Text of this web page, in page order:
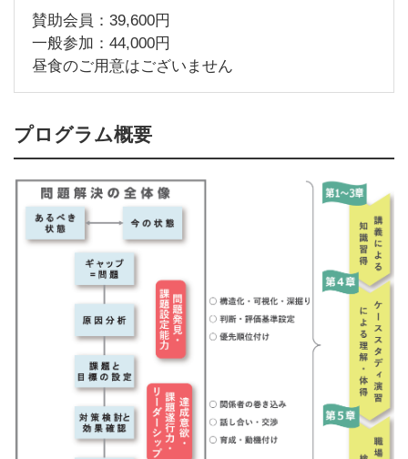
賛助会員： 39,600円
一般参加： 44,000円
昼食のご用意はございません
プログラム概要